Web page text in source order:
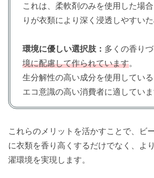
これは、柔軟剤のみを使用した場
りが衣類により深く浸透しやすいた
環境に優しい選択肢： 多くの香り
境に配慮して作られています。
生分解性の高い成分を使用している
エコ意識の高い消費者に適していま
これらのメリットを活かすことで、ビ
に衣類を香り高くするだけでなく、よ
濯環境を実現します。